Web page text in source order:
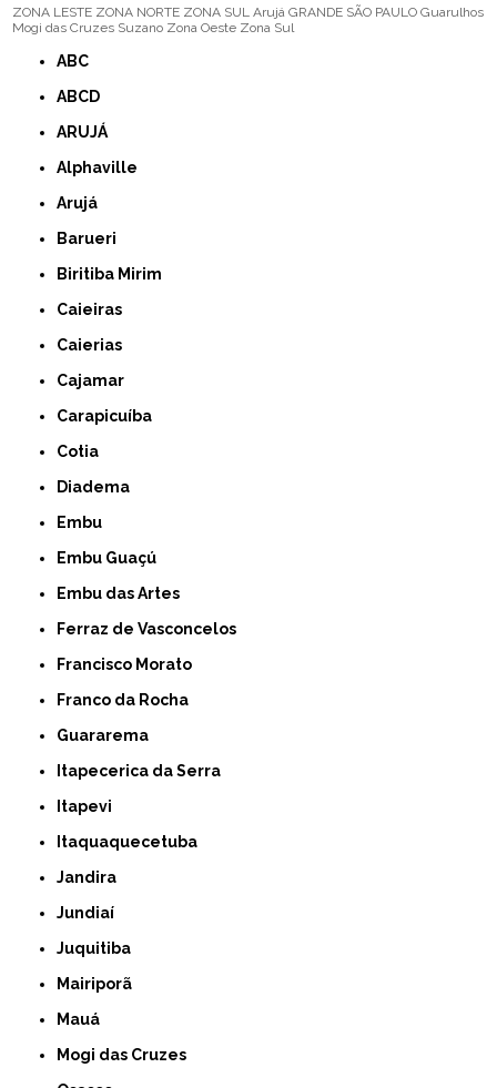
ZONA LESTE ZONA NORTE ZONA SUL Arujá GRANDE SÃO PAULO Guarulhos
Mogi das Cruzes Suzano Zona Oeste Zona Sul
ABC
ABCD
ARUJÁ
Alphaville
Arujá
Barueri
Biritiba Mirim
Caieiras
Caierias
Cajamar
Carapicuíba
Cotia
Diadema
Embu
Embu Guaçú
Embu das Artes
Ferraz de Vasconcelos
Francisco Morato
Franco da Rocha
Guararema
Itapecerica da Serra
Itapevi
Itaquaquecetuba
Jandira
Jundiaí
Juquitiba
Mairiporã
Mauá
Mogi das Cruzes